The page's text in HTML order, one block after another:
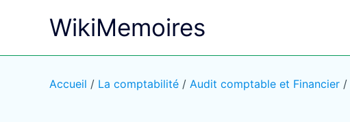
WikiMemoires
Accueil / La comptabilité / Audit comptable et Financier /